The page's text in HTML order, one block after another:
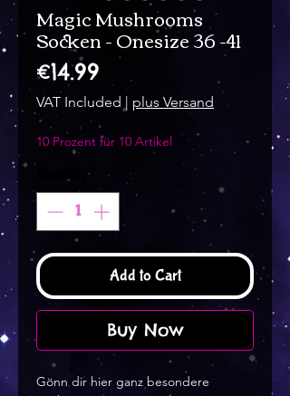
Magic Mushrooms
Socken - Onesize 36 -41
€14.99
VAT Included | plus Versand
10 Prozent für 10 Artikel
Quantity
Add to Cart
Buy Now
Gönn dir hier ganz besondere